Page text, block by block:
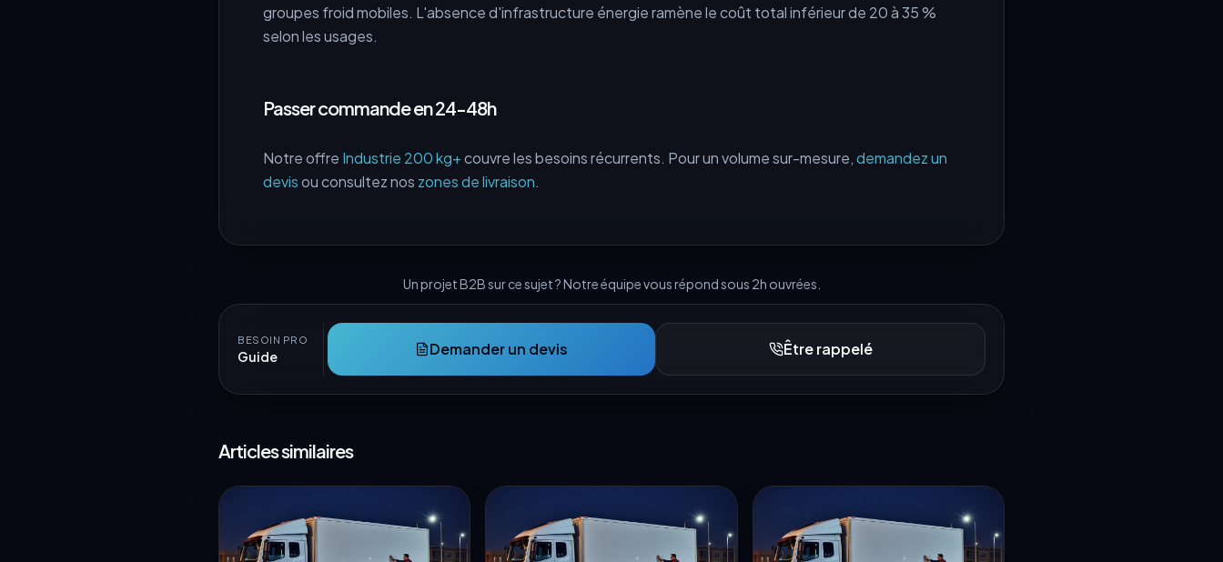
groupes froid mobiles. L'absence d'infrastructure énergie ramène le coût total inférieur de 20 à 35 %
selon les usages.
Passer commande en 24-48h
Notre offre Industrie 200 kg+couvre les besoins récurrents. Pour un volume sur-mesure,demandez un
devisou consultez nos zones de livraison.
Un projet B2B sur ce sujet ? Notre équipe vous répond sous 2h ouvrées.
BESOIN PRO
Guide Demander un devis Être rappelé
Articles similaires